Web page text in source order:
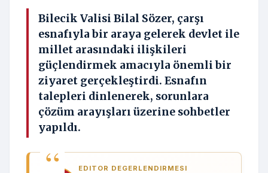
Bilecik Valisi Bilal Sözer, çarşı
esnafıyla bir araya gelerek devlet ile
millet arasındaki ilişkileri
güçlendirmek amacıyla önemli bir
ziyaret gerçekleştirdi. Esnafın
talepleri dinlenerek, sorunlara
çözüm arayışları üzerine sohbetler
yapıldı.
EDITOR DEGERLENDIRMESI